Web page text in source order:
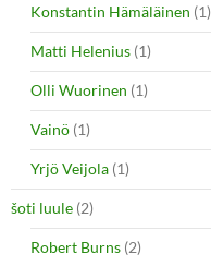
Konstantin Hämäläinen (1)
Matti Helenius (1)
Olli Wuorinen (1)
Vainö (1)
Yrjö Veijola (1)
šoti luule (2)
Robert Burns (2)